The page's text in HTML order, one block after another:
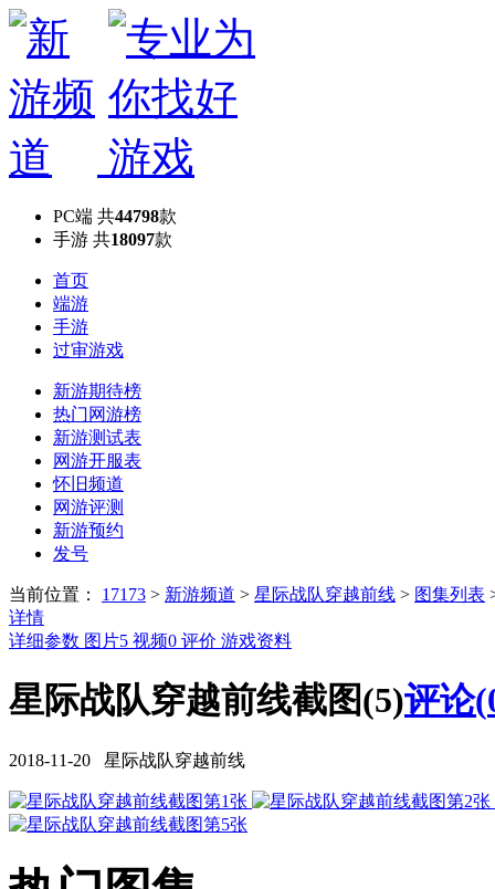
PC端 共44798款
手游 共18097款
首页
端游
手游
过审游戏
新游期待榜
热门网游榜
新游测试表
网游开服表
怀旧频道
网游评测
新游预约
发号
当前位置： 17173 > 新游频道 > 星际战队穿越前线 > 图集列表
详情
详细参数 图片5 视频0 评价 游戏资料
星际战队穿越前线截图(5)评论(
2018-11-20 星际战队穿越前线